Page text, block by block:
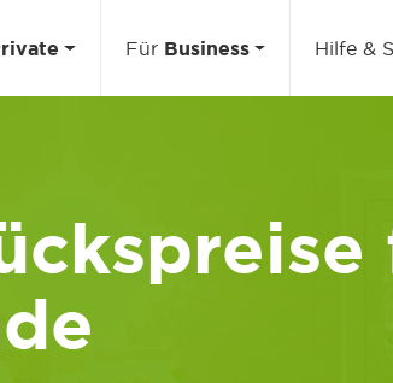
Für Business Hilfe &